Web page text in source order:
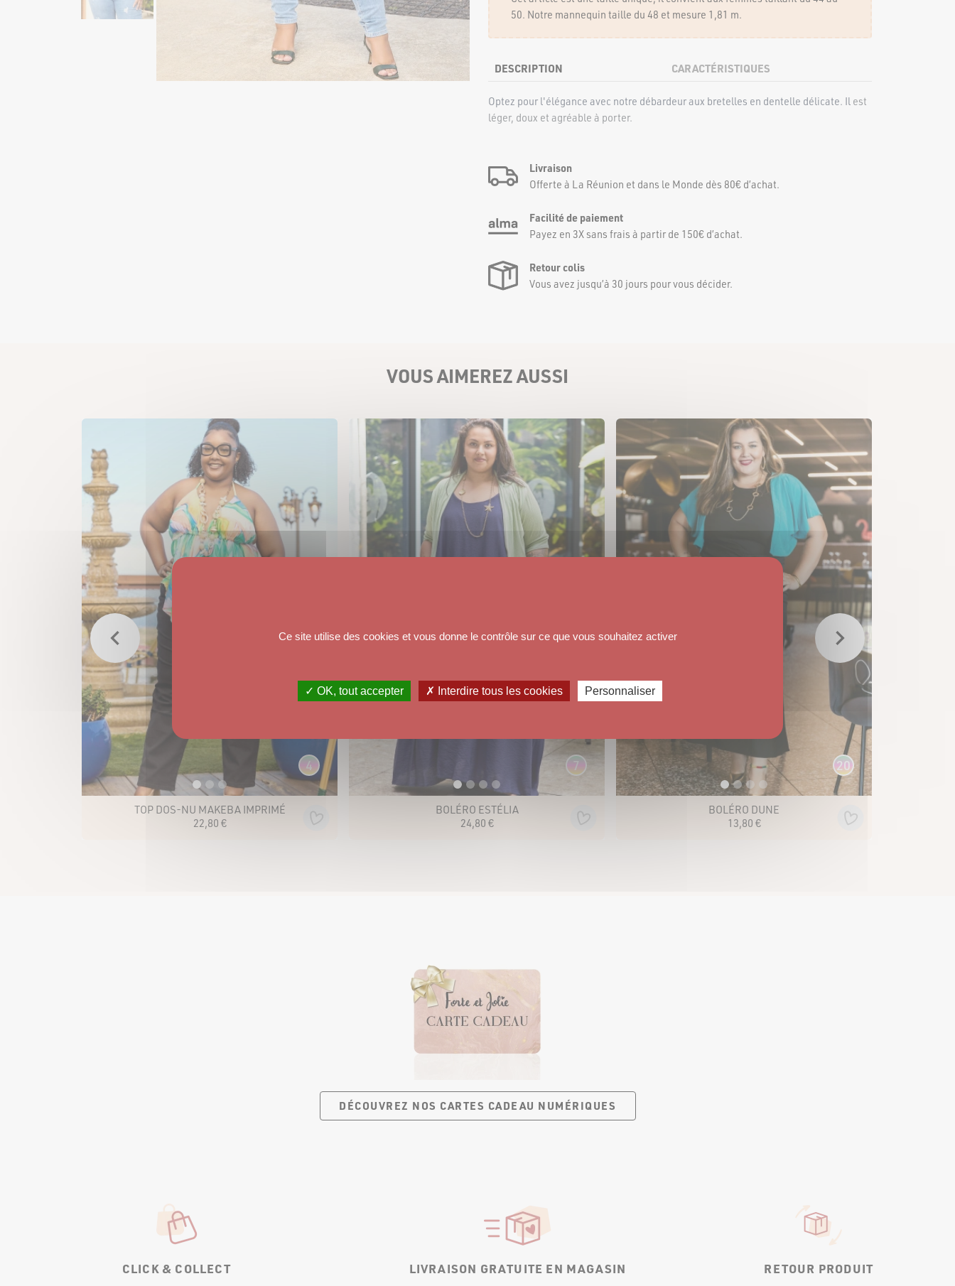
50. Notre mannequin taille du 48 et mesure 1,81 m.
DESCRIPTION CARACTÉRISTIQUES
Optez pour l'élégance avec notre débardeur aux bretelles en dentelle délicate. Il est
léger, doux et agréable à porter.
Livraison
Offerte à La Réunion et dans le Monde dès 80€ d’achat.
Facilité de paiement
Payez en 3X sans frais à partir de 150€ d’achat.
Retour colis
Vous avez jusqu’à 30 jours pour vous décider.
VOUS AIMEREZ AUSSI
TOP DOS-NU MAKEBA IMPRIMÉ
22,80 €
4
BOLÉRO ESTÉLIA
24,80 €
7
BOLÉRO DUNE
13,80 €
20
DÉCOUVREZ NOS CARTES CADEAU NUMÉRIQUES
CLICK & COLLECT LIVRAISON GRATUITE EN MAGASIN RETOUR PRODUIT
Ce site utilise des cookies et vous donne le contrôle sur ce que vous souhaitez activer
✓ OK, tout accepter ✗ Interdire tous les cookies Personnaliser